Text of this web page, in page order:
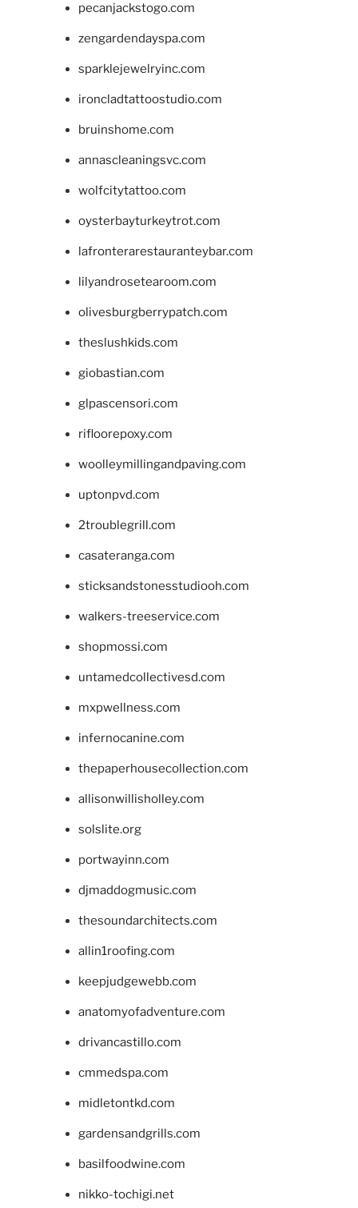
pecanjackstogo.com
zengardendayspa.com
sparklejewelryinc.com
ironcladtattoostudio.com
bruinshome.com
annascleaningsvc.com
wolfcitytattoo.com
oysterbayturkeytrot.com
lafronterarestauranteybar.com
lilyandrosetearoom.com
olivesburgberrypatch.com
theslushkids.com
giobastian.com
glpascensori.com
rifloorepoxy.com
woolleymillingandpaving.com
uptonpvd.com
2troublegrill.com
casateranga.com
sticksandstonesstudiooh.com
walkers-treeservice.com
shopmossi.com
untamedcollectivesd.com
mxpwellness.com
infernocanine.com
thepaperhousecollection.com
allisonwillisholley.com
solslite.org
portwayinn.com
djmaddogmusic.com
thesoundarchitects.com
allin1roofing.com
keepjudgewebb.com
anatomyofadventure.com
drivancastillo.com
cmmedspa.com
midletontkd.com
gardensandgrills.com
basilfoodwine.com
nikko-tochigi.net